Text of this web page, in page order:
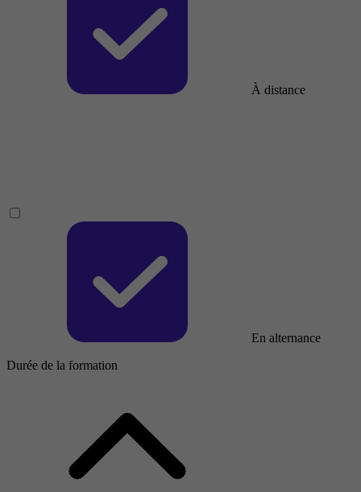
À distance
En alternance
Durée de la formation